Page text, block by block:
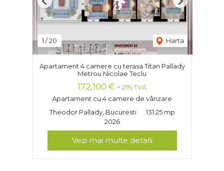
1 /20 Harta
Previous Next
Apartament 4 camere cu terasa Titan Pallady
Metrou Nicolae Teclu
172,100 € + 21% TVA
Apartament cu 4 camere de vânzare
Theodor Pallady, Bucuresti
131.25 mp
2026
Vezi mai multe detalii